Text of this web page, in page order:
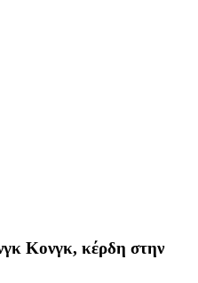
Κονγκ, κέρδη στην